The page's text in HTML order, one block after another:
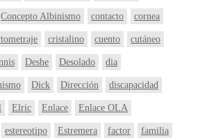
Concepto Albinismo contacto cornea
cristalino cuento cutáneo
Deshe Desolado dia
Dick Dirección discapacidad
Elric Enlace Enlace OLA
estereotipo Estremera factor familia